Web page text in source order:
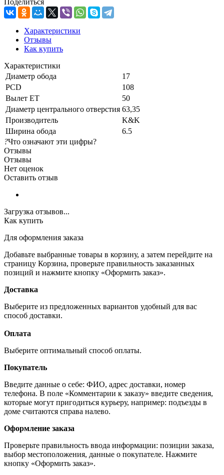
Поделиться
Характеристики
Отзывы
Как купить
Характеристики
Диаметр обода
17
PCD
108
Вылет ET
50
Диаметр центрального отверстия 63,35
Производитель
K&K
Ширина обода
6.5
?Что означают эти цифры?
Отзывы
Отзывы
Нет оценок
Оставить отзыв
Загрузка отзывов...
Как купить
Для оформления заказа
Добавьте выбранные товары в корзину, а затем перейдите на
страницу Корзина, проверьте правильность заказанных
позиций и нажмите кнопку «Оформить заказ».
Доставка
Выберите из предложенных вариантов удобный для вас
способ доставки.
Оплата
Выберите оптимальный способ оплаты.
Покупатель
Введите данные о себе: ФИО, адрес доставки, номер
телефона. В поле «Комментарии к заказу» введите сведения,
которые могут пригодиться курьеру, например: подъезды в
доме считаются справа налево.
Оформление заказа
Проверьте правильность ввода информации: позиции заказа,
выбор местоположения, данные о покупателе. Нажмите
кнопку «Оформить заказ».